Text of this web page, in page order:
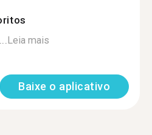
Leia mais
Baixe o aplicativo